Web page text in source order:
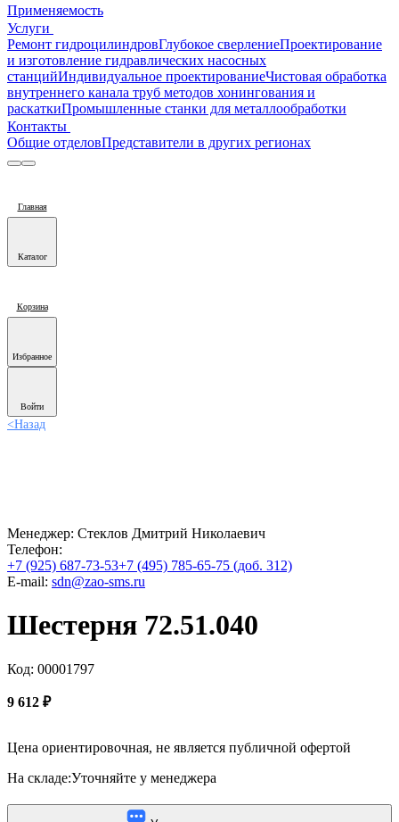
Применяемость
Услуги
Ремонт гидроцилиндровГлубокое сверлениеПроектирование
и изготовление гидравлических насосных
станцийИндивидуальное проектированиеЧистовая обработка
внутреннего канала труб методов хонингования и
раскаткиПромышленные станки для металлообработки
Контакты
Общие отделовПредставители в других регионах
Главная
Каталог
Корзина
Избранное
Войти
<Назад
Менеджер: Стеклов Дмитрий Николаевич
Телефон:
+7 (925) 687-73-53+7 (495) 785-65-75 (доб. 312)
E-mail: sdn@zao-sms.ru
Шестерня 72.51.040
Код: 00001797
9 612 ₽
Цена ориентировочная, не является публичной офертой
На складе:Уточняйте у менеджера